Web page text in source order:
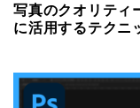
写真のクオリティ
に活用するテクニ